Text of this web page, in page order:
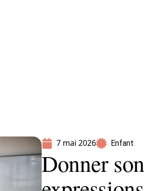
7 mai 2026 Enfant
Donner